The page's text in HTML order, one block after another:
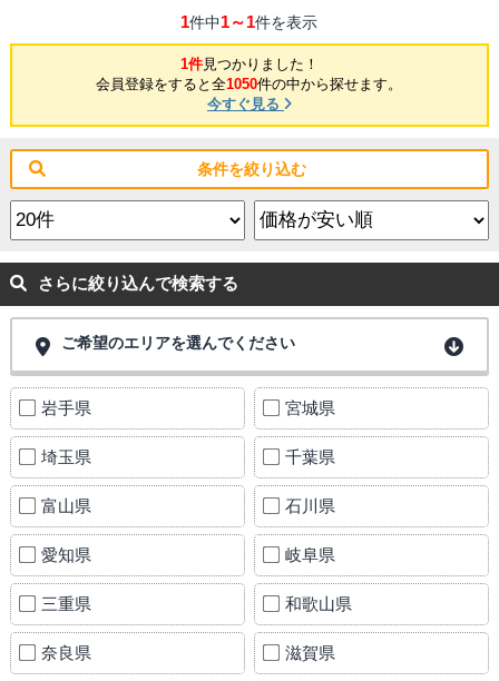
1件中1～1件を表示
1件見つかりました！
会員登録をすると全1050件の中から探せます。
今すぐ見る
条件を絞り込む
さらに絞り込んで検索する
ご希望のエリアを選んでください
岩手県 宮城県
埼玉県 千葉県
富山県 石川県
愛知県 岐阜県
三重県 和歌山県
奈良県 滋賀県